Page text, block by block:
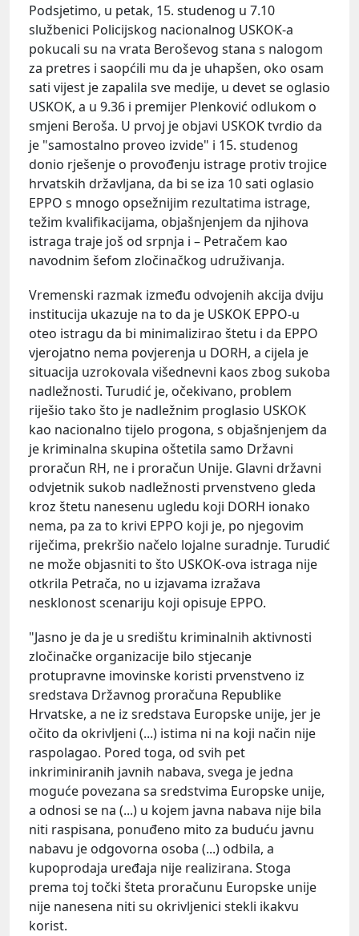
Podsjetimo, u petak, 15. studenog u 7.10
službenici Policijskog nacionalnog USKOK-a
pokucali su na vrata Beroševog stana s nalogom
za pretres i saopćili mu da je uhapšen, oko osam
sati vijest je zapalila sve medije, u devet se oglasio
USKOK, a u 9.36 i premijer Plenković odlukom o
smjeni Beroša. U prvoj je objavi USKOK tvrdio da
je "samostalno proveo izvide" i 15. studenog
donio rješenje o provođenju istrage protiv trojice
hrvatskih državljana, da bi se iza 10 sati oglasio
EPPO s mnogo opsežnijim rezultatima istrage,
težim kvalifikacijama, objašnjenjem da njihova
istraga traje još od srpnja i – Petračem kao
navodnim šefom zločinačkog udruživanja.
Vremenski razmak između odvojenih akcija dviju
institucija ukazuje na to da je USKOK EPPO-u
oteo istragu da bi minimalizirao štetu i da EPPO
vjerojatno nema povjerenja u DORH, a cijela je
situacija uzrokovala višednevni kaos zbog sukoba
nadležnosti. Turudić je, očekivano, problem
riješio tako što je nadležnim proglasio USKOK
kao nacionalno tijelo progona, s objašnjenjem da
je kriminalna skupina oštetila samo Državni
proračun RH, ne i proračun Unije. Glavni državni
odvjetnik sukob nadležnosti prvenstveno gleda
kroz štetu nanesenu ugledu koji DORH ionako
nema, pa za to krivi EPPO koji je, po njegovim
riječima, prekršio načelo lojalne suradnje. Turudić
ne može objasniti to što USKOK-ova istraga nije
otkrila Petrača, no u izjavama izražava
nesklonost scenariju koji opisuje EPPO.
"Jasno je da je u središtu kriminalnih aktivnosti
zločinačke organizacije bilo stjecanje
protupravne imovinske koristi prvenstveno iz
sredstava Državnog proračuna Republike
Hrvatske, a ne iz sredstava Europske unije, jer je
očito da okrivljeni (...) istima ni na koji način nije
raspolagao. Pored toga, od svih pet
inkriminiranih javnih nabava, svega je jedna
moguće povezana sa sredstvima Europske unije,
a odnosi se na (...) u kojem javna nabava nije bila
niti raspisana, ponuđeno mito za buduću javnu
nabavu je odgovorna osoba (...) odbila, a
kupoprodaja uređaja nije realizirana. Stoga
prema toj točki šteta proračunu Europske unije
nije nanesena niti su okrivljenici stekli ikakvu
korist.